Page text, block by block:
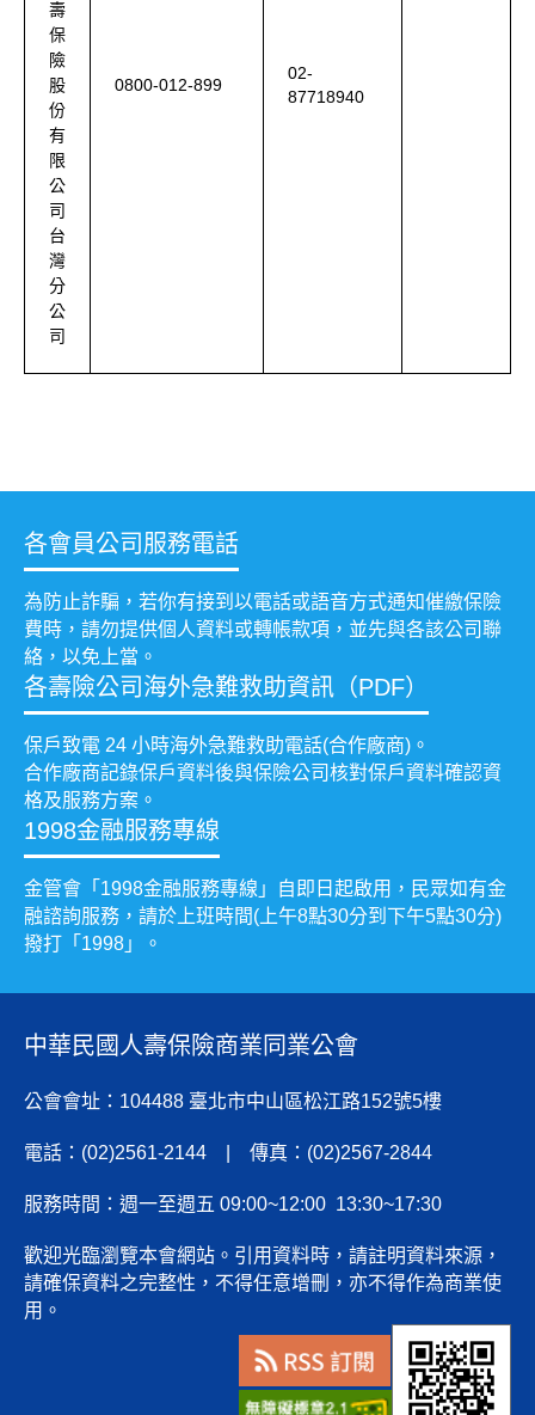
壽
保
險
股
份
有
限
公
司
台
灣
分
公
司
0800-012-899
02-
87718940
各會員公司服務電話
為防止詐騙，若你有接到以電話或語音方式通知催繳保險
費時，請勿提供個人資料或轉帳款項，並先與各該公司聯
絡，以免上當。
各壽險公司海外急難救助資訊（PDF）
保戶致電 24 小時海外急難救助電話(合作廠商)。
合作廠商記錄保戶資料後與保險公司核對保戶資料確認資
格及服務方案。
1998金融服務專線
金管會「1998金融服務專線」自即日起啟用，民眾如有金
融諮詢服務，請於上班時間(上午8點30分到下午5點30分)
撥打「1998」。
中華民國人壽保險商業同業公會
公會會址：104488 臺北市中山區松江路152號5樓
電話：(02)2561-2144 | 傳真：(02)2567-2844
服務時間：週一至週五 09:00~12:00 13:30~17:30
歡迎光臨瀏覽本會網站。引用資料時，請註明資料來源，
請確保資料之完整性，不得任意增刪，亦不得作為商業使
用。